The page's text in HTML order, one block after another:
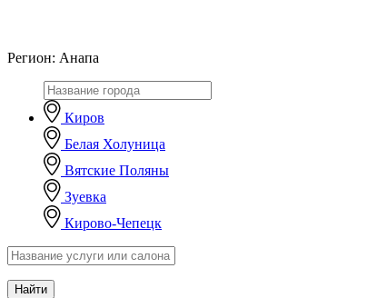
Регион: Анапа
Киров
Белая Холуница
Вятские Поляны
Зуевка
Кирово-Чепецк
Найти